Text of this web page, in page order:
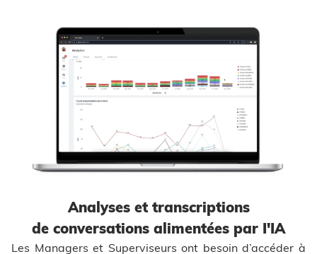
Analyses et transcriptions
de conversations alimentées par I'IA
Les Managers et Superviseurs ont besoin d’accéder à